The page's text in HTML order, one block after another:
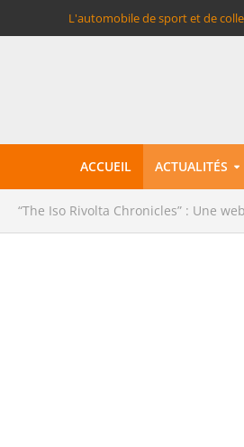
L'automobile de sport et de
ACCUEIL ACTUALITÉS
“The Iso Rivolta Chronicles” : Une